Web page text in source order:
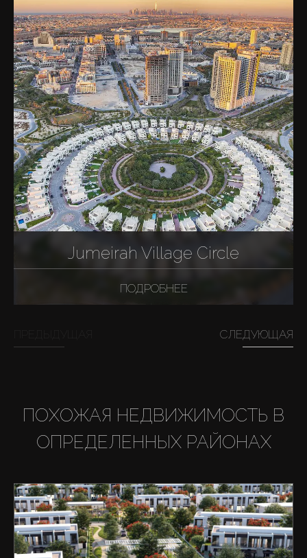
Jumeirah Village Circle
ПОДРОБНЕЕ
СЛЕДУЮЩАЯ
ПОХОЖАЯ НЕДВИЖИМОСТЬ В
ОПРЕДЕЛЕННЫХ РАЙОНАХ